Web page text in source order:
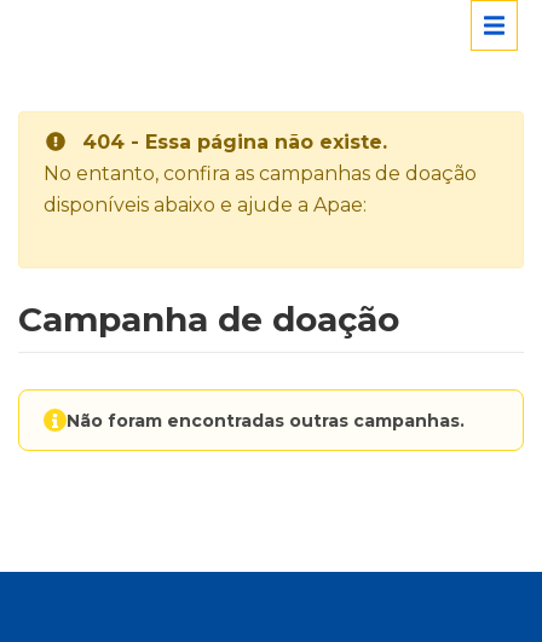
404 - Essa página não existe.
No entanto, confira as campanhas de doação
disponíveis abaixo e ajude a Apae:
Campanha de doação
Não foram encontradas outras campanhas.